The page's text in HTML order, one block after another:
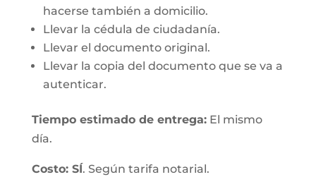
hacerse también a domicilio.
Llevar la cédula de ciudadanía.
Llevar el documento original.
Llevar la copia del documento que se va a
autenticar.
Tiempo estimado de entrega:El mismo
día.
Costo: SÍ. Según tarifa notarial.